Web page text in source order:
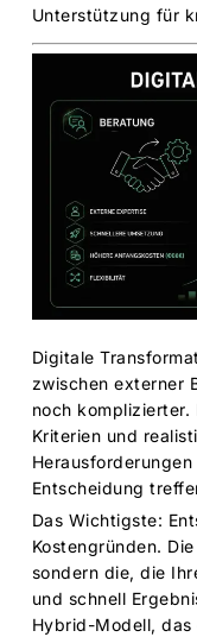
Unterstützung für
Digitale
zwischen externer
noch
Kriterien und
Entscheidung
Das Wichtigste:
Kostengründen.
sondern die, die
und schnell
Hybrid-Modell,